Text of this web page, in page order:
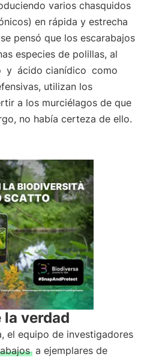
varios chasquidos
en rápida y estrecha
pensó que los escarabajos
especies de polillas, al
y ácido cianídico como
utilizan los
a los murciélagos de que
no había certeza de ello.
la verdad
el equipo de investigadores
a ejemplares de